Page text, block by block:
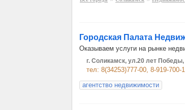
Городская Палата
Оказываем услуги на рынке
г. Соликамск, ул.20 лет
тел: 8(34253)777-00, 8-919-700-
агентство недвижимости